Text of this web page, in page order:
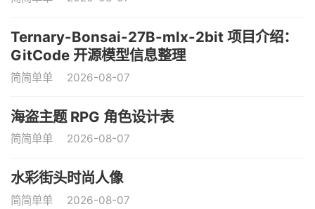
Ternary-Bonsai-27B-mlx-2bit 项目介绍：
GitCode 开源模型信息整理
简简单单 2026-08-07
海盗主题 RPG 角色设计表
简简单单 2026-08-07
水彩街头时尚人像
简简单单 2026-08-07